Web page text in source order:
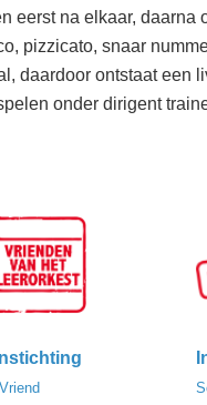
eerst na elkaar,
pizzicato, snaar
daardoor ontstaat een
onder dirigent